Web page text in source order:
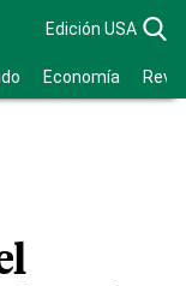
Edición USA
Economía